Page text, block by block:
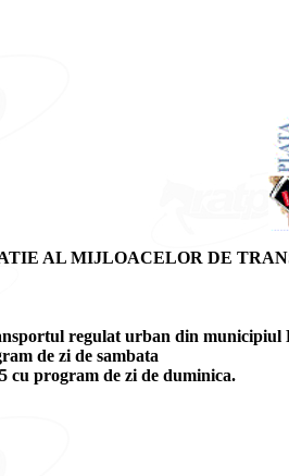
AL MIJLOACELOR DE
regulat urban din municipiul
de zi de sambata
cu program de zi de duminica.